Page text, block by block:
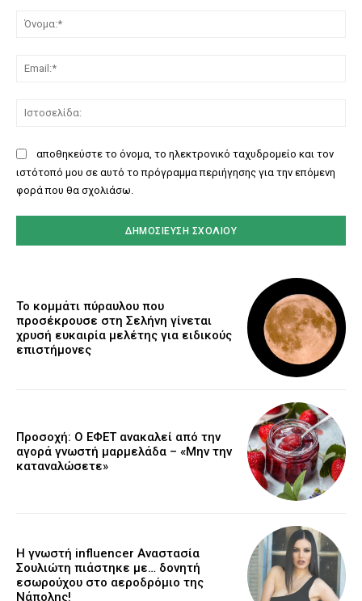
αποθηκεύστε το όνομα, το ηλεκτρονικό ταχυδρομείο και τον
ιστότοπό μου σε αυτό το πρόγραμμα περιήγησης για την επόμενη
φορά που θα σχολιάσω.
Το κομμάτι πύραυλου που
προσέκρουσε στη Σελήνη γίνεται
χρυσή ευκαιρία μελέτης για ειδικούς
επιστήμονες
Προσοχή: Ο ΕΦΕΤ ανακαλεί από την
αγορά γνωστή μαρμελάδα – «Μην την
καταναλώσετε»
Η γνωστή influencer Αναστασία
Σουλιώτη πιάστηκε με… δονητή
εσωρούχου στο αεροδρόμιο της
Νάπολης!